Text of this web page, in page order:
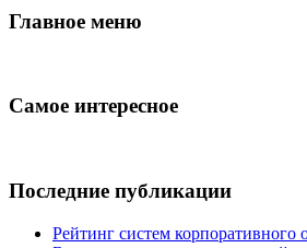
Главное меню
Самое интересное
Последние публикации
Рейтинг систем корпоративного